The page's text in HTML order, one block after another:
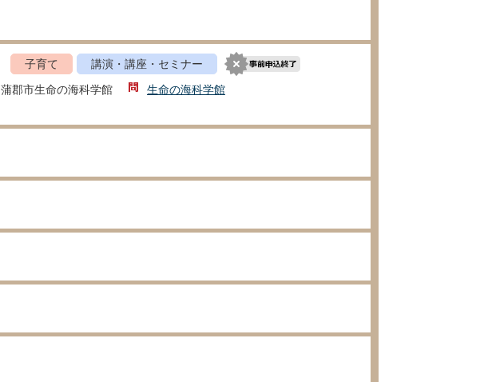
子育て
講演・講座・セミナー
蒲郡市生命の海科学館 生命の海科学館